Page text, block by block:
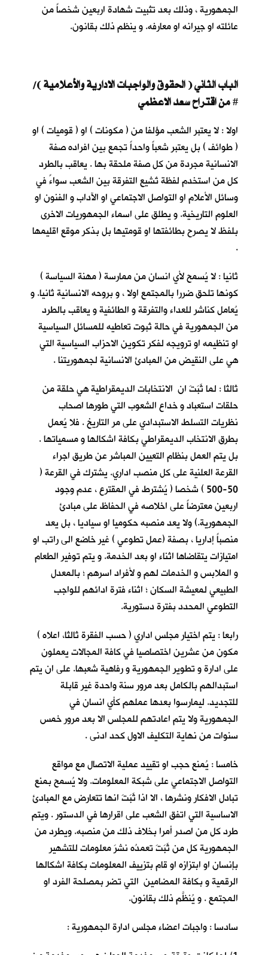
الجمهورية ، وذلك بعد تثبيت شهادة اربعين شخصاً من
عائلته او جيرانه او معارفه. و ينظم ذلك بقانون.
الباب الثاني ( الحقوق والواجبات الادارية والأعلامية )/
#
اولا : لا يعتبر الشعب مؤلفا من ( مكونات ) او ( قوميات ) او
( طوائف ) بل يعتبر شعباً واحداً تجمع بين افراده صفة
الانسانية مجردة من كل صفة ملحقة بها . يعاقب بالطرد
كل من استخدم لفظة تُشيع التفرقة بين الشعب سواءً في
وسائل الأعلام او التواصل الاجتماعي او الآداب و الفنون او
العلوم التاريخية. و يطلق على اسماء الجمهوريات الاخرى
بلفظ لا يصرح بطائفتها او قومتيها بل بذكر موقع اقليمها
.
ثانيا : لا يُسمح لأي انسان من ممارسة ( مهنة السياسة )
كونها تلحق ضررا بالمجتمع اولا ، و بروحه الانسانية ثانيا. و
يُعامل كناشر للعداء والتفرقة و الطائفية و يعاقب بالطرد
من الجمهورية في حالة ثبوت تعاطيه للمسائل السياسية
او تنظيمه او ترويجه لفكر تكوين الاحزاب السياسية التي
هي على النقيض من المبادئ الانسانية لجمهوريتنا .
ثالثا : لما ثَبَتَ ان الانتخابات الديمقراطية هي حلقة من
حلقات استعباد و خداع الشعوب التي طورها اصحاب
نظريات التسلط الاستبدادي على مر التاريخ . فلا يُعمل
بطرق الانتخاب الديمقراطي بكافة اشكالها و مسمياتها .
بل يتم العمل بنظام التعيين المباشر عن طريق اجراء
القرعة العلنية على كل منصب اداري. يشترك في القرعة (
50-500 ) شخصا ( يُشترط في المقترع ، عدم وجود
اربعين معترضاً على اخلاصه في الحفاظ على مبادئ
الجمهورية.) ولا يعد منصبه حكوميا او سياديا ، بل يعد
منصباً إداريا ، بصفة (عمل تطوعي ) غير خاضع الى راتب او
امتيازات يتقاضاها اثناء او بعد الخدمة. و يتم توفير الطعام
و الملابس و الخدمات لهم و لأفراد اسرهم ؛ بالمعدل
الطبيعي لمعيشة السكان ؛ اثناء فترة ادائهم للواجب
التطوعي المحدد بفترة دستورية.
رابعا : يتم اختيار مجلس اداري ( حسب الفقرة ثالثا، اعلاه )
مكون من عشرين اختصاصيا في كافة المجالات يعملون
على ادارة و تطوير الجمهورية و رفاهية شعبها. على ان يتم
استبدالهم بالكامل بعد مرور سنة واحدة غير قابلة
للتجديد. ليمارسوا بعدها عملهم كأي انسان في
الجمهورية ولا يتم اعادتهم للمجلس الا بعد مرور خمس
سنوات من نهاية التكليف الاول كحد ادنى .
خامسا : يُمنع حجب او تقييد عملية الاتصال مع مواقع
التواصل الاجتماعي على شبكة المعلومات. ولا يُسمح بمنع
تبادل الافكار ونشرها ، الا اذا ثَبَتَ انها تتعارض مع المبادئ
الاساسية التي اتفق الشعب على اقرارها في الدستور . ويتم
طرد كل من اصدر أمرا بخلاف ذلك من منصبه. ويطرد من
الجمهورية كل من ثَبَتَ تعمدُه نشرَ معلومات للتشهير
بإنسان او ابتزازه او قام بتزييف المعلومات بكافة اشكالها
الرقمية و بكافة المضامين التي تضر بمصلحة الفرد او
المجتمع . و يُنظَّم ذلك بقانون.
سادسا : واجبات اعضاء مجلس ادارة الجمهورية :